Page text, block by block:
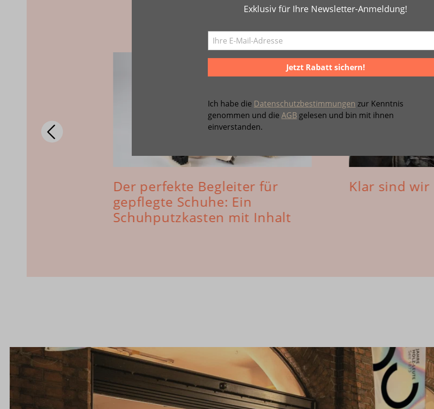
Exklusiv für Ihre Newsletter-Anmeldung!
Jetzt Rabatt sichern!
Ich habe die Datenschutzbestimmungen zur Kenntnis
genommen und die AGB gelesen und bin mit ihnen
einverstanden.
Der perfekte Begleiter für
gepflegte Schuhe: Ein
Schuhputzkasten mit Inhalt
Klar sind wir